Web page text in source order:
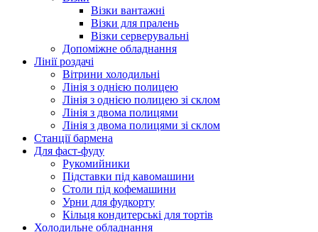
Візки вантажні
Візки для пралень
Візки серверувальні
Допоміжне обладнання
Лінії роздачі
Вітрини холодильні
Лінія з однією полицею
Лінія з однією полицею зі склом
Лінія з двома полицями
Лінія з двома полицями зі склом
Станції бармена
Для фаст-фуду
Рукомийники
Підставки під кавомашини
Столи під кофемашини
Урни для фудкорту
Кільця кондитерські для тортів
Холодильне обладнання